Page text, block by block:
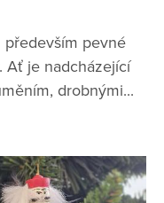
pevné
Ať je nadcházející
drobnými...